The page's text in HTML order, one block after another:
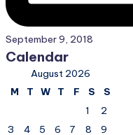
September 9, 2018
Calendar
August 2026
M
T W T F S
S
1
2
3
4 5 6 7 8
9